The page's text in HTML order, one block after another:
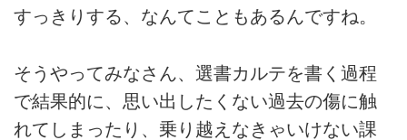
すっきりする、なんてこともあるんですね。
そうやってみなさん、選書カルテを書く過程
で結果的に、思い出したくない過去の傷に触
れてしまったり、乗り越えなきゃいけない課